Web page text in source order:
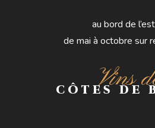
au bord de
de mai à octobre sur
Vins
CÔTES DE